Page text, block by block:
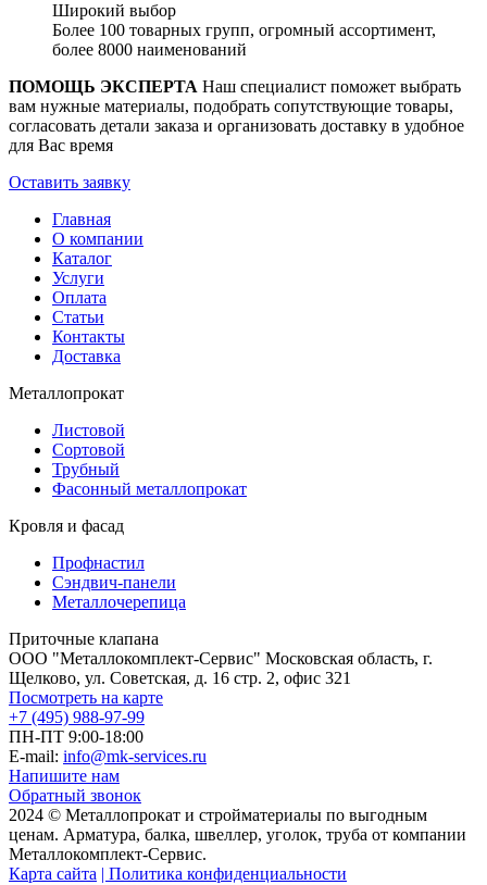
Широкий выбор
Более 100 товарных групп, огромный ассортимент,
более 8000 наименований
ПОМОЩЬ ЭКСПЕРТА Наш специалист поможет выбрать
вам нужные материалы, подобрать сопутствующие товары,
согласовать детали заказа и организовать доставку в удобное
для Вас время
Оставить заявку
Главная
О компании
Каталог
Услуги
Оплата
Статьи
Контакты
Доставка
Металлопрокат
Листовой
Сортовой
Трубный
Фасонный металлопрокат
Кровля и фасад
Профнастил
Сэндвич-панели
Металлочерепица
Приточные клапана
ООО "Металлокомплект-Сервис" Московская область, г.
Щелково, ул. Советская, д. 16 стр. 2, офис 321
Посмотреть на карте
+7 (495) 988-97-99
ПН-ПТ 9:00-18:00
E-mail: info@mk-services.ru
Напишите нам
Обратный звонок
2024 © Металлопрокат и стройматериалы по выгодным
ценам. Арматура, балка, швеллер, уголок, труба от компании
Металлокомплект-Сервис.
Карта сайта | Политика конфиденциальности